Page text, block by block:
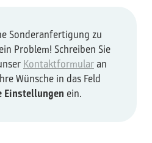
Sonderanfertigung zu
Problem! Schreiben Sie
Kontaktformular an
Wünsche in das Feld
ein.